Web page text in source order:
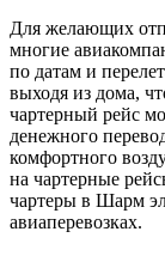
Для желающих
многие
по датам и
выходя из дома,
чартерный рейс
денежного
комфортного
на чартерные
чартеры в Шарм
авиаперевозках.